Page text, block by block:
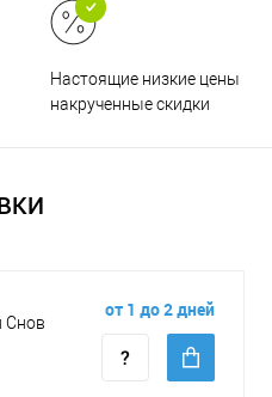
Настоящие низкие цены и
накрученные скидки
Снов
от 1 до 2 дней